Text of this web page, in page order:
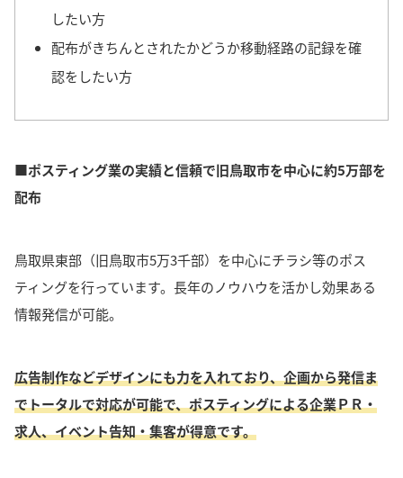
したい方
配布がきちんとされたかどうか移動経路の記録を確
認をしたい方
■ポスティング業の実績と信頼で旧鳥取市を中心に約5万部を
配布
鳥取県東部（旧鳥取市5万3千部）を中心にチラシ等のポス
ティングを行っています。 長年のノウハウを活かし効果ある
情報発信が可能。
広告制作などデザインにも力を入れており、企画から発信ま
でトータルで対応が可能で、ポスティングによる企業ＰＲ・
求人、イベント告知・集客が得意です。